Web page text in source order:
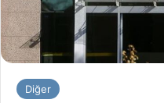
Diğer